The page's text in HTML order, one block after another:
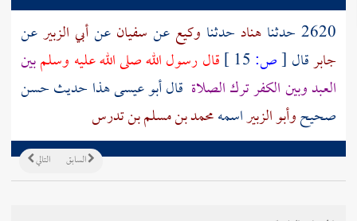
2620 حدثنا هناد حدثنا وكيع عن سفيان عنأبي الزبيرعن
جابرقال [ص: قال رسول الله صلى الله عليه وسلمبين
العبد وبين الكفر ترك الصلاة قال أبو عيسى هذا حديث حسن
صحيحوأبو الزبيراسمهمحمد بن مسلم بن تدرس
التالي السابق